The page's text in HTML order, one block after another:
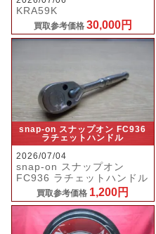
KRA59K
買取参考価格 30,000円
snap-on スナップオン FC936
ラチェットハンドル
2026/07/04
snap-on スナップオン
FC936 ラチェットハンドル
買取参考価格 1,200円